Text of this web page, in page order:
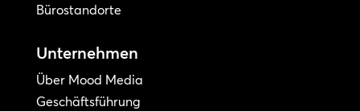
Bürostandorte
Unternehmen
Über Mood Media
Geschäftsführung